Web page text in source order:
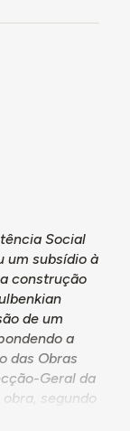
Social
um subsídio à
construção
de um
a
das Obras
Geral da
segundo
em 1966,